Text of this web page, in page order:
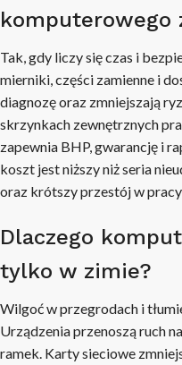
komputerowego
Tak, gdy liczy się czas i
mierniki, części zamienne i
diagnozę oraz zmniejszają
skrzynkach zewnętrznych
zapewnia BHP, gwarancję i
koszt jest niższy niż seria
oraz krótszy przestój w pracy
Dlaczego
tylko w zimie?
Wilgoć w przegrodach i
Urządzenia przenoszą ruch
ramek. Karty sieciowe